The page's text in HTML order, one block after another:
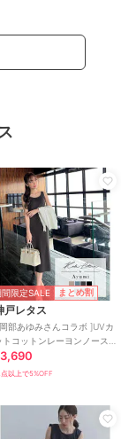
間限定SALE まとめ割
戸レタス
部あゆみさんコラボ ]UVカ
トコットンレーヨンノース
ーブニットワンピース
以上で5%OFF